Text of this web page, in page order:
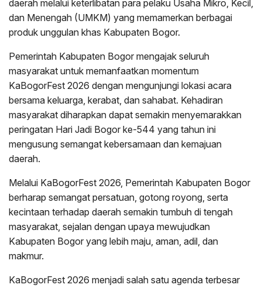
daerah melalui keterlibatan para pelaku Usaha Mikro, Kecil,
dan Menengah (UMKM) yang memamerkan berbagai
produk unggulan khas Kabupaten Bogor.
Pemerintah Kabupaten Bogor mengajak seluruh
masyarakat untuk memanfaatkan momentum
KaBogorFest 2026 dengan mengunjungi lokasi acara
bersama keluarga, kerabat, dan sahabat. Kehadiran
masyarakat diharapkan dapat semakin menyemarakkan
peringatan Hari Jadi Bogor ke-544 yang tahun ini
mengusung semangat kebersamaan dan kemajuan
daerah.
Melalui KaBogorFest 2026, Pemerintah Kabupaten Bogor
berharap semangat persatuan, gotong royong, serta
kecintaan terhadap daerah semakin tumbuh di tengah
masyarakat, sejalan dengan upaya mewujudkan
Kabupaten Bogor yang lebih maju, aman, adil, dan
makmur.
KaBogorFest 2026 menjadi salah satu agenda terbesar